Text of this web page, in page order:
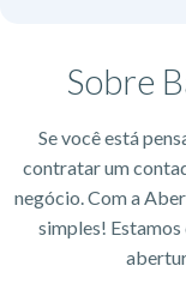
Sobre
Se você está
contratar um
negócio. Com a
simples!